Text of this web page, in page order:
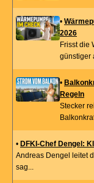
•
2026
Frisst die
günstiger
•
Regeln
Stecker
• DFKI-Chef Dengel:
Andreas Dengel leitet
sag...